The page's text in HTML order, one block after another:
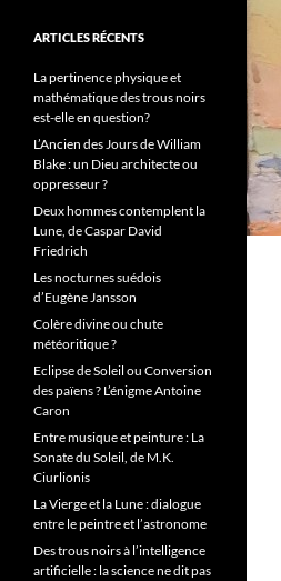
ARTICLES RÉCENTS
La pertinence physique et
mathématique des trous noirs
est-elle en question?
L’Ancien des Jours de William
Blake : un Dieu architecte ou
oppresseur ?
Deux hommes contemplent la
Lune, de Caspar David
Friedrich
Les nocturnes suédois
d’Eugène Jansson
Colère divine ou chute
météoritique ?
Eclipse de Soleil ou Conversion
des païens ? L’énigme Antoine
Caron
Entre musique et peinture : La
Sonate du Soleil, de M.K.
Ciurlionis
La Vierge et la Lune : dialogue
entre le peintre et l’astronome
Des trous noirs à l’intelligence
artificielle : la science ne dit pas